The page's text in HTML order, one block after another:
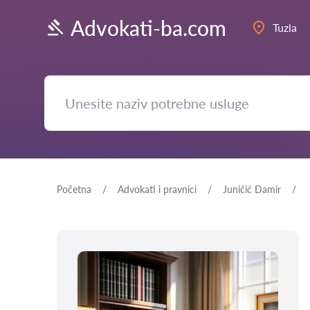
Advokati-ba.com Tuzla
Početna Advokati i pravnici Juničić Damir